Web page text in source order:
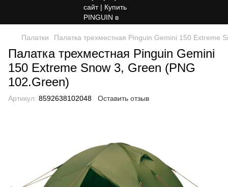
Палатки Палатка трехместная Pinguin Gemini 150 Extreme
Палатка трехместная Pinguin Gemini
150 Extreme Snow 3, Green (PNG
102.Green)
Артикул: 8592638102048 Оставить отзыв